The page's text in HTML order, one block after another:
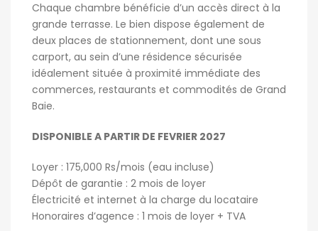
Chaque chambre bénéficie d’un accès direct à la
grande terrasse. Le bien dispose également de
deux places de stationnement, dont une sous
carport, au sein d’une résidence sécurisée
idéalement située à proximité immédiate des
commerces, restaurants et commodités de Grand
Baie.
DISPONIBLE A PARTIR DE FEVRIER 2027
Loyer : 175,000 Rs/mois (eau incluse)
Dépôt de garantie : 2 mois de loyer
Électricité et internet à la charge du locataire
Honoraires d’agence : 1 mois de loyer + TVA